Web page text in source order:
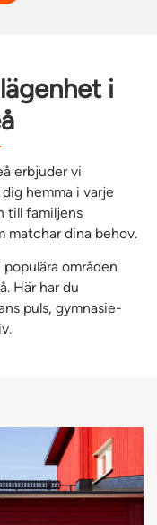
i
erbjuder vi
hemma i varje
till familjens
matchar dina behov.
områden
Här har du
puls, gymnasie-